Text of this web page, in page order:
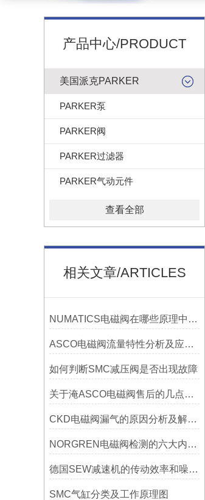
产品中心/PRODUCT
美国派克PARKER
PARKER泵
PARKER阀
PARKER过滤器
PARKER气动元件
查看全部
相关文章/ARTICLES
NUMATICS电磁阀在哪些原理中的参数为重要
ASCO电磁阀流量特性分析及应用选择
如何判断SMC减压阀是否出现故障
关于淹ASCO电磁阀售后的几点建议如下
CKD电磁阀漏气的原因分析及解决方法
NORGREN电磁阀检测的六大内容分别资料是什么
德国SEW减速机的传动效率和噪声控制分析
SMC气缸分类及工作原理图